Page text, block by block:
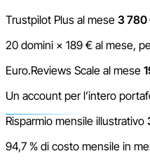
Trustpilot Plus al mese 3 780
20 domini × 189 € al mese,
Euro.Reviews Scale al mese
Un account per l’intero
Risparmio mensile illustrativo
94,7 % di costo mensile in